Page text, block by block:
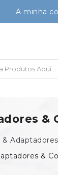
A minha
&
& Adaptadores
&